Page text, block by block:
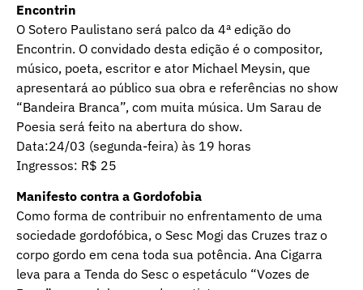
Encontrin
O Sotero Paulistano será palco da 4ª edição do
Encontrin. O convidado desta edição é o compositor,
músico, poeta, escritor e ator Michael Meysin, que
apresentará ao público sua obra e referências no show
“Bandeira Branca”, com muita música. Um Sarau de
Poesia será feito na abertura do show.
Data:24/03 (segunda-feira) às 19 horas
Ingressos: R$ 25
Manifesto contra a Gordofobia
Como forma de contribuir no enfrentamento de uma
sociedade gordofóbica, o Sesc Mogi das Cruzes traz o
corpo gordo em cena toda sua potência. Ana Cigarra
leva para a Tenda do Sesc o espetáculo “Vozes de